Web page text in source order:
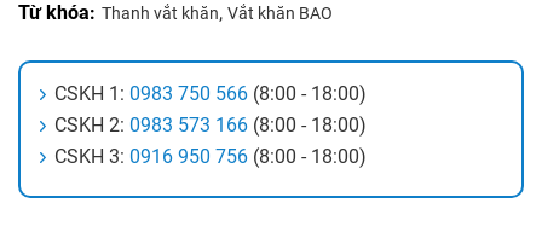
Từ khóa: Thanh vắt khăn, Vắt khăn BAO
CSKH 1: 0983 750 566 (8:00 - 18:00)
CSKH 2: 0983 573 166 (8:00 - 18:00)
CSKH 3: 0916 950 756 (8:00 - 18:00)